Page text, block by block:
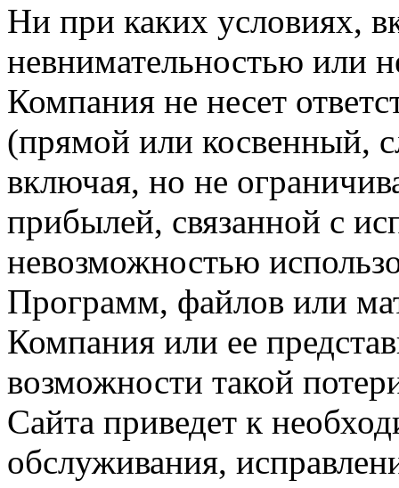
Ни при каких условиях,
невнимательностью или
Компания не несет
(прямой или косвенный,
включая, но не
прибылей, связанной с
невозможностью
Программ, файлов или
Компания или ее
возможности такой
Сайта приведет к
обслуживания,